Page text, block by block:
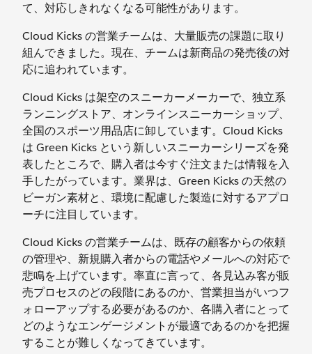
て、対応しきれなくなる可能性があります。
Cloud Kicks の営業チームは、大量販売の課題に取り
組んできました。現在、チームは新商品の発売後の対
応に追われています。
Cloud Kicks は架空のスニーカーメーカーで、独立系
ランニングストア、オンラインスニーカーショップ、
全国のスポーツ用品店に卸しています。Cloud Kicks
は Green Kicks という新しいスニーカーシリーズを発
表したところで、購入者は今すぐ注文または情報を入
手したがっています。業界は、Green Kicks の天然の
ビーガン素材と、環境に配慮した製造に対するアプロ
ーチに注目しています。
Cloud Kicks の営業チームは、既存の顧客からの依頼
の管理や、新規購入者からの電話やメールへの対応で
悲鳴を上げています。率直に言って、各見込み客が販
売プロセスのどの段階にあるのか、営業担当がいつフ
ォローアップする必要があるのか、各購入者にとって
どのようなエンゲージメントが最適であるのかを把握
することが難しくなってきています。